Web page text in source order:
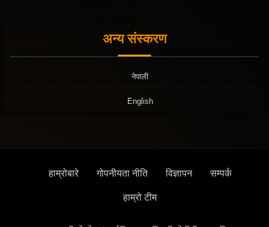
अन्य संस्करण
नेपाली
English
हाम्रोबारे गोपनीयता नीति विज्ञापन सम्पर्क
हाम्रो टीम